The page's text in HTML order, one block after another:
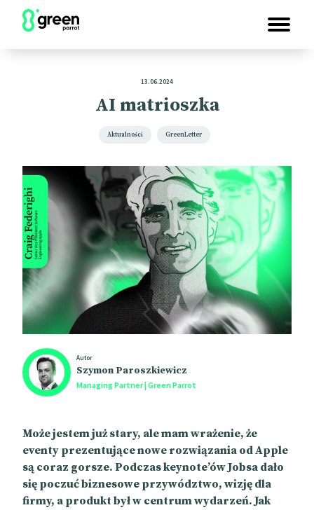
13.06.2024
AI matrioszka
Aktualności GreenLetter
Autor
Szymon Paroszkiewicz
Managing Partner | Green Parrot
Może jestem już stary, ale mam wrażenie, że
eventy prezentujące nowe rozwiązania od Apple
są coraz gorsze. Podczas keynote’ów Jobsa dało
się poczuć biznesowe przywództwo, wizję dla
firmy, a produkt był w centrum wydarzeń. Jak